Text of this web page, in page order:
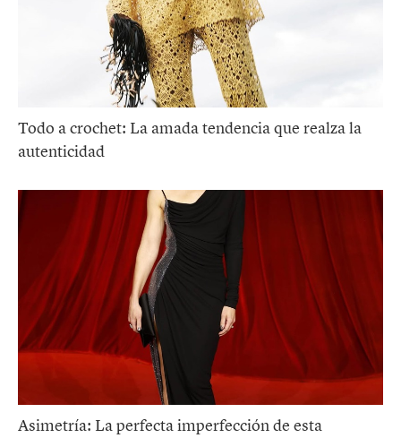
Todo a crochet: La amada tendencia que realza la
autenticidad
Asimetría: La perfecta imperfección de esta